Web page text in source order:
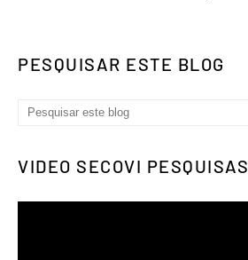
PESQUISAR ESTE BLOG
VIDEO SECOVI PESQUISAS